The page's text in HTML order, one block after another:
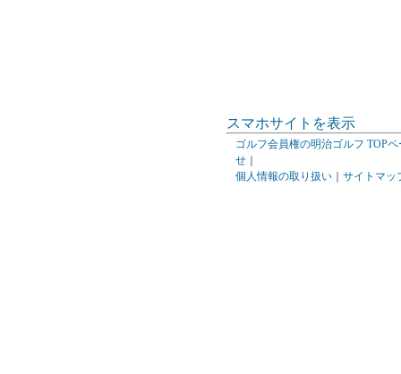
スマホサイトを表示
ゴルフ会員権の明治ゴルフ TOPペ
せ
個人情報の取り扱い
サイトマッ